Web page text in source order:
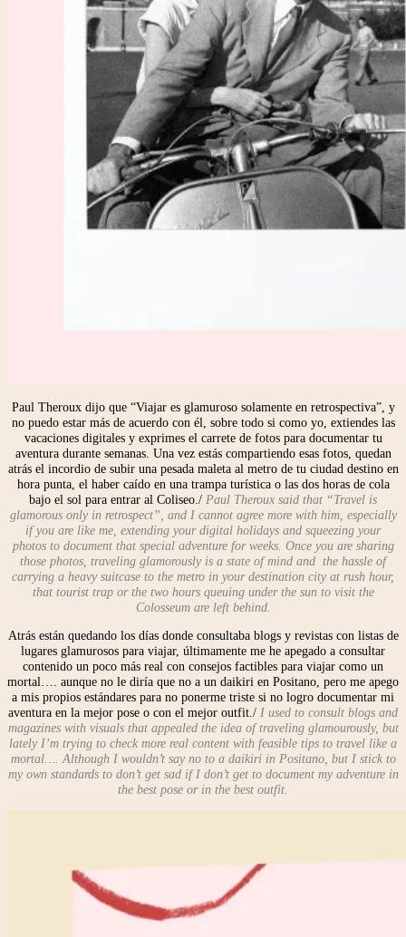
Paul Theroux dijo que “Viajar es glamuroso solamente en retrospectiva”, y
no puedo estar más de acuerdo con él, sobre todo si como yo, extiendes las
vacaciones digitales y exprimes el carrete de fotos para documentar tu
aventura durante semanas. Una vez estás compartiendo esas fotos, quedan
atrás el incordio de subir una pesada maleta al metro de tu ciudad destino en
hora punta, el haber caído en una trampa turística o las dos horas de cola
bajo el sol para entrar al Coliseo./ Paul Theroux said that “Travel is
glamorous only in retrospect”, and I cannot agree more with him, especially
if you are like me, extending your digital holidays and squeezing your
photos to document that special adventure for weeks. Once you are sharing
those photos, traveling glamorously is a state of mind and the hassle of
carrying a heavy suitcase to the metro in your destination city at rush hour,
that tourist trap or the two hours queuing under the sun to visit the
Colosseum are left behind.
Atrás están quedando los días donde consultaba blogs y revistas con listas de
lugares glamurosos para viajar, últimamente me he apegado a consultar
contenido un poco más real con consejos factibles para viajar como un
mortal…. aunque no le diría que no a un daikiri en Positano, pero me apego
a mis propios estándares para no ponerme triste si no logro documentar mi
aventura en la mejor pose o con el mejor outfit./ I used to consult blogs and
magazines with visuals that appealed the idea of traveling glamourously, but
lately I’m trying to check more real content with feasible tips to travel like a
mortal…. Although I wouldn’t say no to a daikiri in Positano, but I stick to
my own standards to don’t get sad if I don’t get to document my adventure in
the best pose or in the best outfit.